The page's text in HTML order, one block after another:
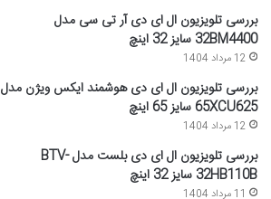
بررسی تلویزیون ال ای دی آر تی سی مدل
32BM4400 سایز 32 اینچ
12 مرداد 1404
بررسی تلویزیون ال ای دی هوشمند ایکس ویژن مدل
65XCU625 سایز 65 اینچ
12 مرداد 1404
بررسی تلویزیون ال ای دی بلست مدل BTV-
32HB110B سایز 32 اینچ
11 مرداد 1404